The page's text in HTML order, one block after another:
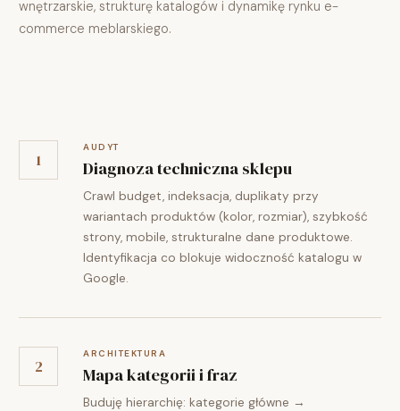
wnętrzarskie, strukturę katalogów i dynamikę rynku e-
commerce meblarskiego.
1
AUDYT
Diagnoza techniczna sklepu
Crawl budget, indeksacja, duplikaty przy
wariantach produktów (kolor, rozmiar), szybkość
strony, mobile, strukturalne dane produktowe.
Identyfikacja co blokuje widoczność katalogu w
Google.
2
ARCHITEKTURA
Mapa kategorii i fraz
Buduję hierarchię: kategorie główne →